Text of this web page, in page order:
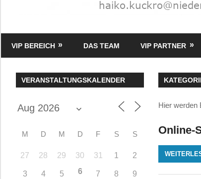
–
Media
VIP BEREICH DAS TEAM VIP PARTNER
Hier werden
Online-
VERANSTALTUNGSKALENDER
M D M D F S S
27 28 29 30 31 1 2
3 4 5 6 7 8 9